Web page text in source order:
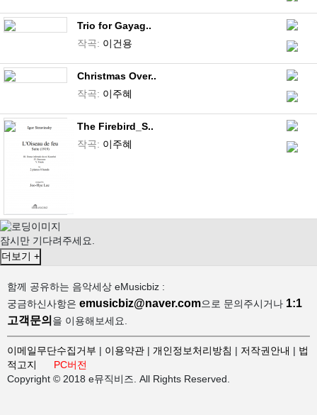
Trio for Gayag..
작곡: 이건용
Christmas Over..
작곡: 이주혜
The Firebird_S..
작곡: 이주혜
잠시만 기다려주세요.
더보기 +
함께 공유하는 음악세상 eMusicbiz :
궁금하신사항은 emusicbiz@naver.com으로 문의주시거나 1:1
고객문의 을 이용해보세요.
이메일무단수집거부 이용약관 개인정보처리방침 저작권안내
법
적고지
PC버전
Copyright © 2018 e뮤직비즈. All Rights Reserved.